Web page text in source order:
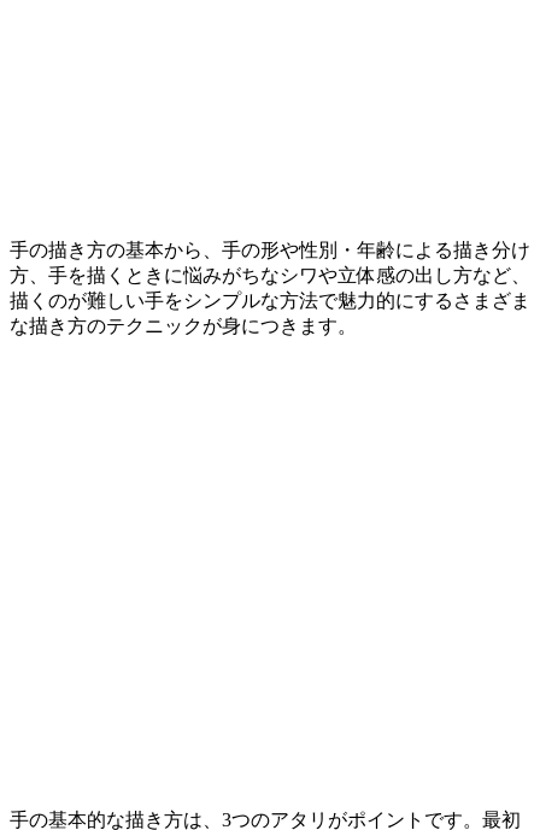
手の描き方の基本から、手の形や性別・年齢による描き分け
方、手を描くときに悩みがちなシワや立体感の出し方など、
描くのが難しい手をシンプルな方法で魅力的にするさまざま
な描き方のテクニックが身につきます。
手の基本的な描き方は、3つのアタリがポイントです。最初